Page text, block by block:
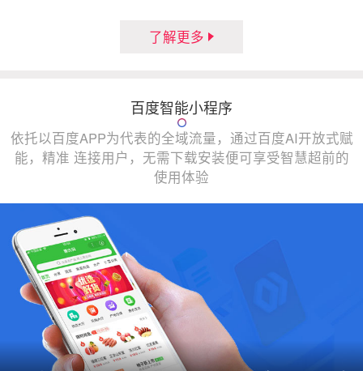
了解更多
百度智能小程序
依托以百度APP为代表的全域流量，通过百度AI开放式赋
能，精准 连接用户，无需下载安装便可享受智慧超前的
使用体验